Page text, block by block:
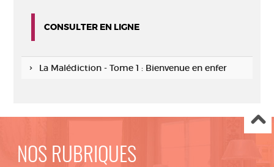
CONSULTER EN LIGNE
La Malédiction - Tome 1 : Bienvenue en enfer
NOS RUBRIQUES